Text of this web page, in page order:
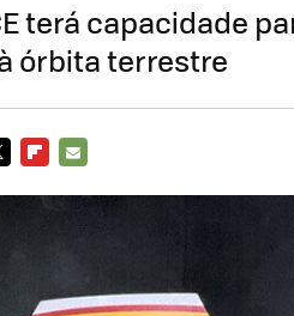
terá capacidade
órbita terrestre